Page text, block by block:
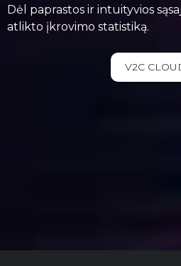
Dėl paprastos ir intuityvios
atlikto įkrovimo statistiką.
V2C